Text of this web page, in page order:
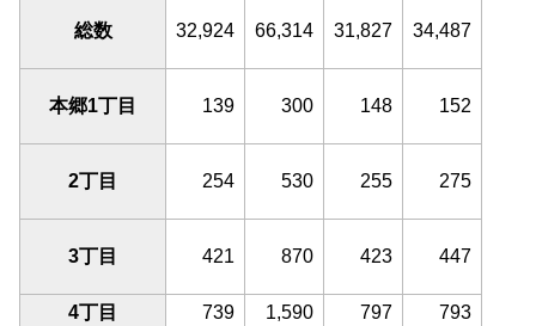
総数 32,924 66,314 31,827 34,487
本郷1丁目 139 300 148 152
2丁目 254 530 255 275
3丁目 421 870 423 447
4丁目 739 1,590 797
793